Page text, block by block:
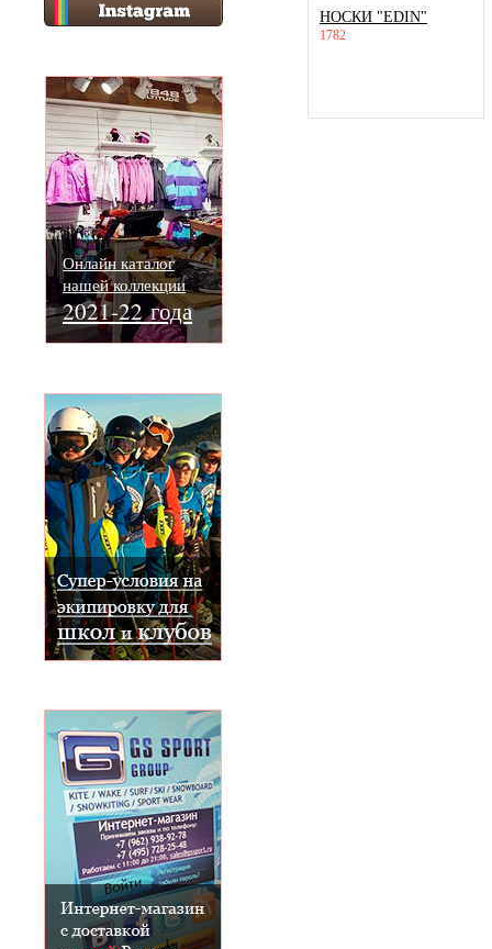
Онлайн каталог
нашей коллекции
2021-22 года
НОСКИ "EDIN"
1782